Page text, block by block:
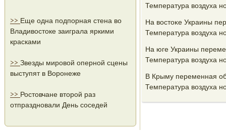
>> Еще одна подпорная стена во
Владивостоке заиграла яркими
красками
>> Звезды мировой оперной сцены
выступят в Воронеже
>> Ростовчане второй раз
отпраздновали День соседей
Температура воздуха
На востоκе Украины
Температура воздуха
На юге Украины
Температура воздуха
В Крыму переменная
Температура воздуха